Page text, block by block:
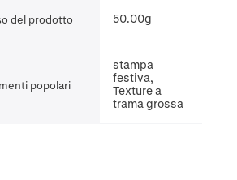
del prodotto 50.00g
popolari
stampa
festiva,
Texture a
trama grossa